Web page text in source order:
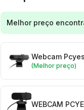
Comparação de
Melhor preço
Webcam
(Melhor preço)
WEBCAM